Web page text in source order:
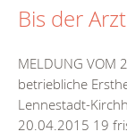
Bis der
MELDUNG VOM
betriebliche
Lennestadt-
20.04.2015 19